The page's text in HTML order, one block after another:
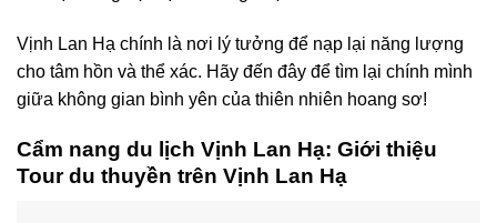
Vịnh Lan Hạ chính là nơi lý tưởng để nạp lại năng lượng
cho tâm hồn và thể xác. Hãy đến đây để tìm lại chính mình
giữa không gian bình yên của thiên nhiên hoang sơ!
Cẩm nang du lịch Vịnh Lan Hạ: Giới thiệu
Tour du thuyền trên Vịnh Lan Hạ